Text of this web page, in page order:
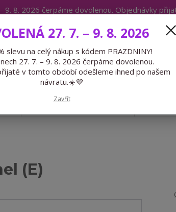
9. 8. 2026 čerpáme dovolenou. Objednávky
Hledat
Expedice 775 866 913 Po-Čt 9-
PŘEDOBJEDNÁVKY
(E)
27. 7. – 9. 8. 2026
slevu na celý nákup s kódem PRAZDNINY!
27. 7. – 9. 8. 2026 čerpáme dovolenou.
v tomto období odešleme ihned po našem
návratu.☀️💜
Zavřít